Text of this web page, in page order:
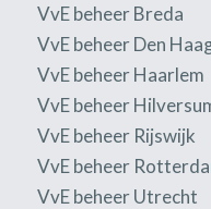
VvE beheer Breda
VvE beheer Den
VvE beheer Haarlem
VvE beheer
VvE beheer Rijswijk
VvE beheer
VvE beheer Utrecht